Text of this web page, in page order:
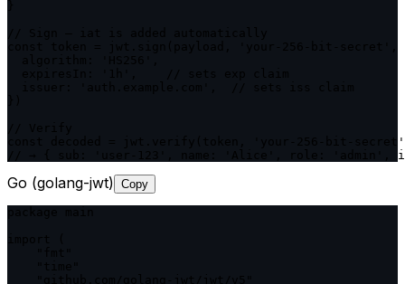
const decoded = jwt.verify(token, 'your-256-bit-
// → { sub: 'user-123', name: 'Alice', role:
Go (golang-jwt) Copy